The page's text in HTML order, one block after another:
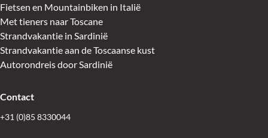
Fietsen en Mountainbiken in Italië
Met tieners naar Toscane
Strandvakantie in Sardinië
Strandvakantie aan de Toscaanse kust
Autorondreis door Sardinië
Contact
+31 (0)85 8330044